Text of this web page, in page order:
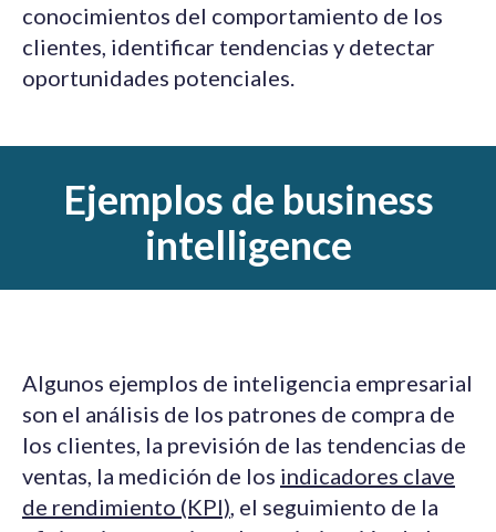
conocimientos del comportamiento de los
clientes, identificar tendencias y detectar
oportunidades potenciales.
Ejemplos de business
intelligence
Algunos ejemplos de inteligencia empresarial
son el análisis de los patrones de compra de
los clientes, la previsión de las tendencias de
ventas, la medición de los indicadores clave
de rendimiento (KPI) , el seguimiento de la